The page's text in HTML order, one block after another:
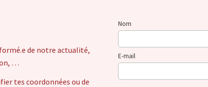
de notre actualité,
…
tes coordonnées ou de
Nom
E-mail